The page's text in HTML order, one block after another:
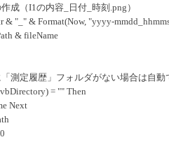
成（I1の内容_日付_時刻.png）
& "_" & Format(Now, "yyyy-
& fileName
測定履歴」フォルダがない場合は自動
= "" Then
Next